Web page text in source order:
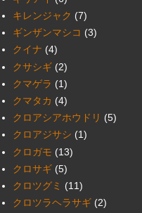
キレンジャク (7)
ギンザンマシコ (3)
クイナ (4)
クサシギ (2)
クマゲラ (1)
クマタカ (4)
クロアシアホウドリ (5)
クロアジサシ (1)
クロガモ (13)
クロサギ (5)
クロツグミ (11)
クロツラヘラサギ (2)